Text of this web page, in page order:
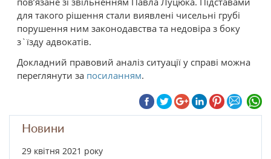
Новини
29 квітня 2021 року
для такого рішення стали виявлені чисельні грубі
порушення ним законодавства та недовіра з боку
з`їзду адвокатів.
Докладний правовий аналіз ситуації у справі можна
переглянути за посиланням.